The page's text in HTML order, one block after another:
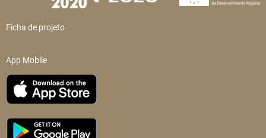
Ficha de projeto
App Mobile